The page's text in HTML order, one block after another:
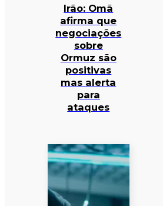
Irão: Omã
afirma que
negociações
sobre
Ormuz são
positivas
mas alerta
para
ataques